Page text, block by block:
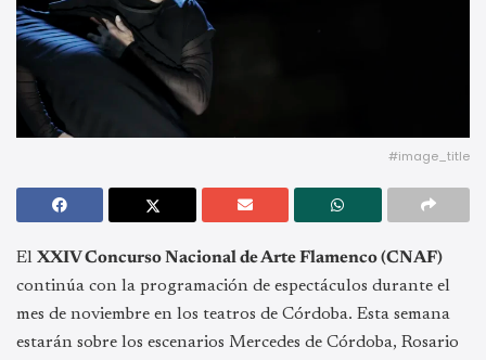
#image_title
El XXIV Concurso Nacional de Arte Flamenco (CNAF)
continúa con la programación de espectáculos durante el
mes de noviembre en los teatros de Córdoba. Esta semana
estarán sobre los escenarios Mercedes de Córdoba, Rosario